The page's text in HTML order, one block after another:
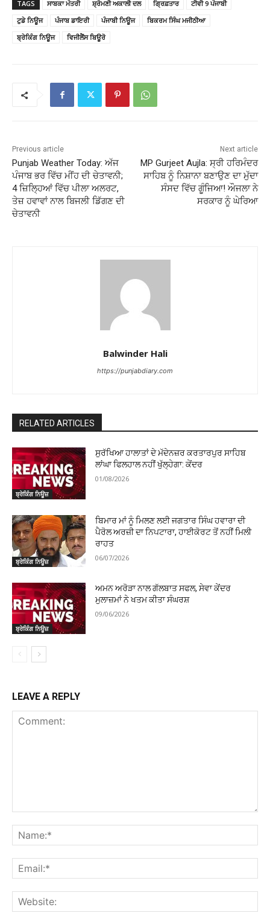
TAGS ਸਾਬਕਾ ਮੰਤਰੀ ਸ਼੍ਰੋਮਣੀ ਅਕਾਲੀ ਦਲ ਗ੍ਰਿਫ਼ਤਾਰ
ਟੀਵੀ 9 ਪੰਜਾਬੀ
ਟੁਡੇ ਨਿਊਜ
ਪੰਜਾਬ ਡਾਇਰੀ ਪੰਜਾਬੀ ਨਿਊਜ
ਬਿਕਰਮ ਸਿੰਘ ਮਜੀਠੀਆ
ਬ੍ਰੇਕਿੰਗ ਨਿਊਜ
ਵਿਜੀਲੈਂਸ ਬਿਊਰੋ
Previous article
Punjab Weather Today: ਅੱਜ
ਪੰਜਾਬ ਭਰ ਵਿੱਚ ਮੀਂਹ ਦੀ ਚੇਤਾਵਨੀ;
4 ਜ਼ਿਲ੍ਹਿਆਂ ਵਿੱਚ ਪੀਲਾ ਅਲਰਟ,
ਤੇਜ਼ ਹਵਾਵਾਂ ਨਾਲ ਬਿਜਲੀ ਡਿੱਗਣ ਦੀ
ਚੇਤਾਵਨੀ
Next article
MP Gurjeet Aujla: ਸ੍ਰੀ ਹਰਿਮੰਦਰ
ਸਾਹਿਬ ਨੂੰ ਨਿਸ਼ਾਨਾ ਬਣਾਉਣ ਦਾ ਮੁੱਦਾ
ਸੰਸਦ ਵਿੱਚ ਗੂੰਜਿਆ! ਔਜਲਾ ਨੇ
ਸਰਕਾਰ ਨੂੰ ਘੇਰਿਆ
Balwinder Hali
https://punjabdiary.com
RELATED ARTICLES
ਬ੍ਰੇਕਿੰਗ ਨਿਊਜ਼
ਸੁਰੱਖਿਆ ਹਾਲਾਤਾਂ ਦੇ ਮੱਦੇਨਜ਼ਰ ਕਰਤਾਰਪੁਰ ਸਾਹਿਬ
ਲਾਂਘਾ ਫਿਲਹਾਲ ਨਹੀਂ ਖੁੱਲ੍ਹੇਗਾ: ਕੇਂਦਰ
01/08/2026
ਬ੍ਰੇਕਿੰਗ ਨਿਊਜ਼
ਬਿਮਾਰ ਮਾਂ ਨੂੰ ਮਿਲਣ ਲਈ ਜਗਤਾਰ ਸਿੰਘ ਹਵਾਰਾ ਦੀ
ਪੈਰੋਲ ਅਰਜ਼ੀ ਦਾ ਨਿਪਟਾਰਾ, ਹਾਈਕੋਰਟ ਤੋਂ ਨਹੀਂ ਮਿਲੀ
ਰਾਹਤ
06/07/2026
ਬ੍ਰੇਕਿੰਗ ਨਿਊਜ਼
ਅਮਨ ਅਰੋੜਾ ਨਾਲ ਗੱਲਬਾਤ ਸਫਲ, ਸੇਵਾ ਕੇਂਦਰ
ਮੁਲਾਜ਼ਮਾਂ ਨੇ ਖਤਮ ਕੀਤਾ ਸੰਘਰਸ਼
09/06/2026
LEAVE A REPLY